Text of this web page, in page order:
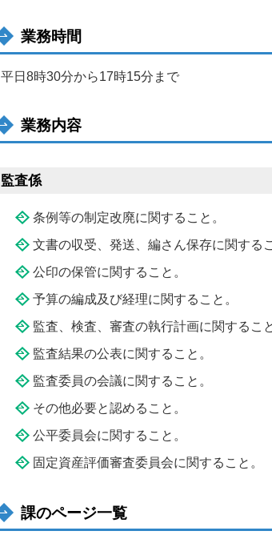
業務時間
平日8時30分から17時15分まで
業務内容
監査係
条例等の制定改廃に関すること。
文書の収受、発送、編さん保存に関する
公印の保管に関すること。
予算の編成及び経理に関すること。
監査、検査、審査の執行計画に関すること
監査結果の公表に関すること。
監査委員の会議に関すること。
その他必要と認めること。
公平委員会に関すること。
固定資産評価審査委員会に関すること。
課のページ一覧